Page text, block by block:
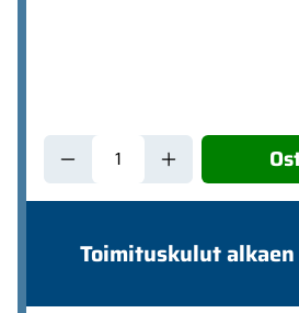
Toimituskulut